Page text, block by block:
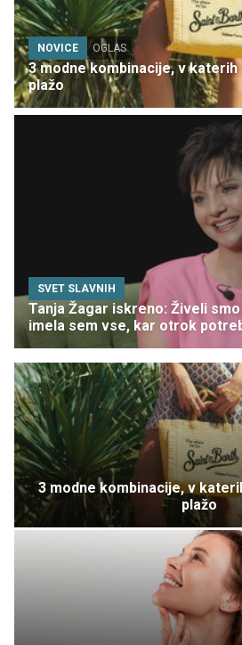
NOVICE OGLAS
3 modne kombinacije, v
plažo
SVET SLAVNIH
Tanja Žagar iskreno: Živeli
imela sem vse, kar otrok
3 modne kombinacije, v
plažo